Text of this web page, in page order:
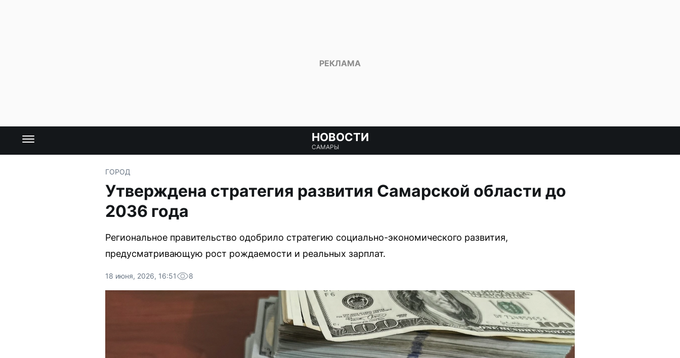
НОВОСТИ
САМАРЫ
ГОРОД
Утверждена стратегия развития Самарской области до
2036 года
Региональное правительство одобрило стратегию социально-экономического развития,
предусматривающую рост рождаемости и реальных зарплат.
18 июня, 2026, 16:51 8